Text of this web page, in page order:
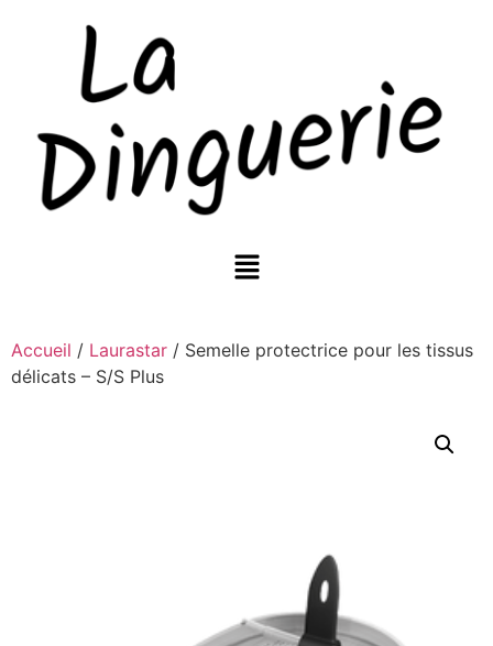
Accueil / Laurastar / Semelle protectrice pour les tissus
délicats – S/S Plus